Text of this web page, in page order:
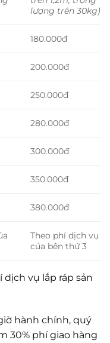
lượng trên 30kg)
180.000đ
200.000đ
250.000đ
280.000đ
300.000đ
350.000đ
380.000đ
Theo phí dịch vụ
của bên thứ 3
dịch vụ lắp ráp sản
hành chính, quý
30% phí giao hàng